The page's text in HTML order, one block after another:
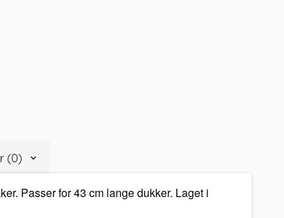
(0)
Passer for 43 cm lange dukker. Laget i